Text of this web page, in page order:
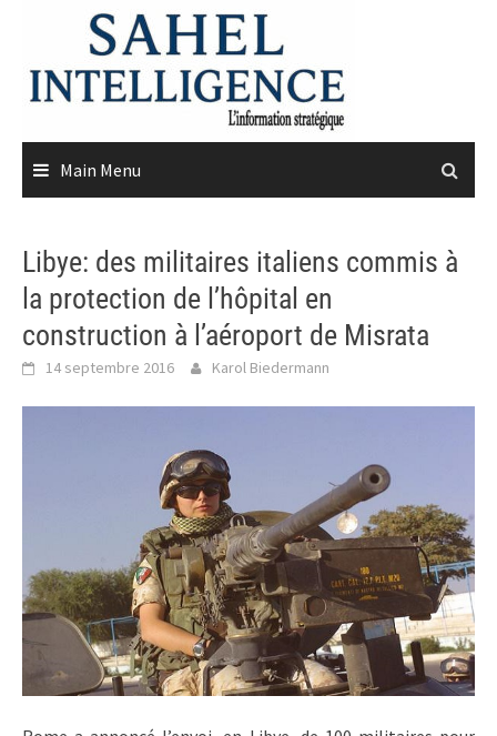
content
Main Menu
Libye: des militaires italiens commis à
la protection de l’hôpital en
construction à l’aéroport de Misrata
14 septembre 2016 Karol Biedermann